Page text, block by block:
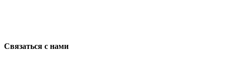
Связаться с нами